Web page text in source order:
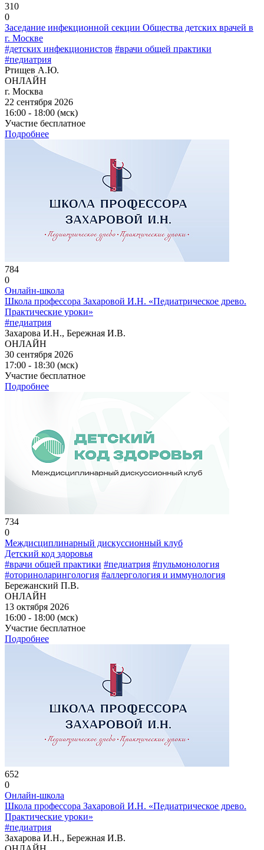
310
0
Заседание инфекционной секции Общества детских врачей в
г. Москве
#детских инфекционистов #врачи общей практики
#педиатрия
Ртищев А.Ю.
ОНЛАЙН
г. Москва
22 сентября 2026
16:00 - 18:00 (мск)
Участие бесплатное
Подробнее
784
0
Онлайн-школа
Школа профессора Захаровой И.Н. «Педиатрическое древо.
Практические уроки»
#педиатрия
Захарова И.Н., Бережная И.В.
ОНЛАЙН
30 сентября 2026
17:00 - 18:30 (мск)
Участие бесплатное
Подробнее
734
0
Междисциплинарный дискуссионный клуб
Детский код здоровья
#врачи общей практики #педиатрия #пульмонология
#оториноларингология #аллергология и иммунология
Бережанский П.В.
ОНЛАЙН
13 октября 2026
16:00 - 18:00 (мск)
Участие бесплатное
Подробнее
652
0
Онлайн-школа
Школа профессора Захаровой И.Н. «Педиатрическое древо.
Практические уроки»
#педиатрия
Захарова И.Н., Бережная И.В.